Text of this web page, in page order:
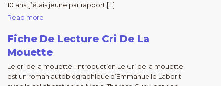
10 ans, j’étais jeune par rapport […]
Read more
Fiche De Lecture Cri De La
Mouette
Le cri de la mouette I Introduction Le Cri de la mouette
est un roman autobiographlque d’Emmanuelle Laborit